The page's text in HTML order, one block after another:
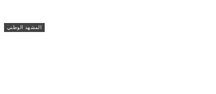
المشهد الوطني